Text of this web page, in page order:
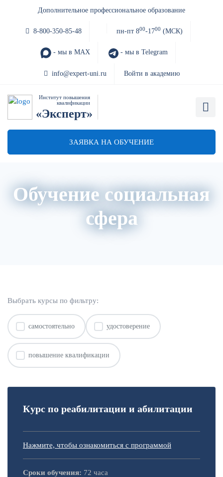
Дополнительное профессиональное образование
8-800-350-85-48 пн-пт 800-1700 (МСК)
- мы в MAX - мы в Telegram
info@expert-uni.ru Войти в академию
Институт повышения
квалификации
«Эксперт»
ЗАЯВКА НА ОБУЧЕНИЕ
Обучение социальная
сфера
Выбрать курсы по фильтру:
самостоятельно удостоверение
повышение квалификации
Курс по реабилитации и абилитации
Нажмите, чтобы ознакомиться с программой
Сроки обучения: 72 часа